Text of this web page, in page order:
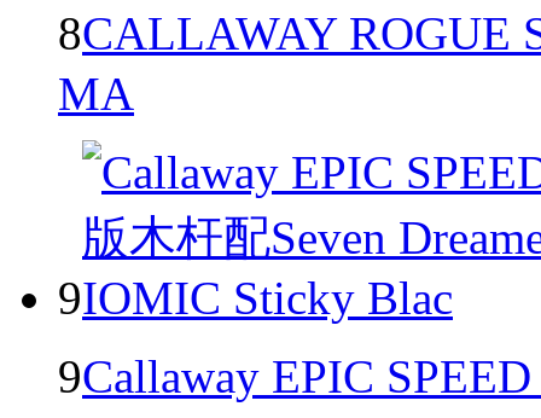
8CALLAWAY
MA
9
9Callaway EPIC